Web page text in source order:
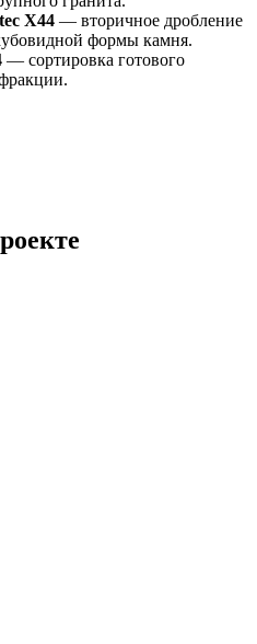
X44 — вторичное дробление
формы камня.
— сортировка готового